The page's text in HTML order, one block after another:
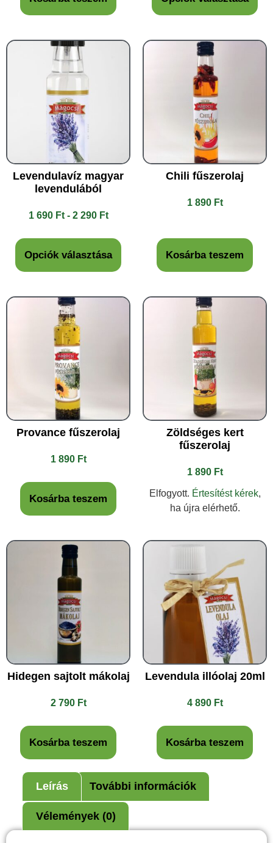
Levendulavíz magyar
levendulából
1 690 Ft - 2 290 Ft
Opciók választása
Chili fűszerolaj
1 890 Ft
Kosárba teszem
Provance fűszerolaj
1 890 Ft
Kosárba teszem
Zöldséges kert
fűszerolaj
1 890 Ft
Elfogyott. Értesítést kérek,
ha újra elérhető.
Hidegen sajtolt mákolaj
2 790 Ft
Kosárba teszem
Levendula illóolaj 20ml
4 890 Ft
Kosárba teszem
Leírás További információk
Vélemények (0)